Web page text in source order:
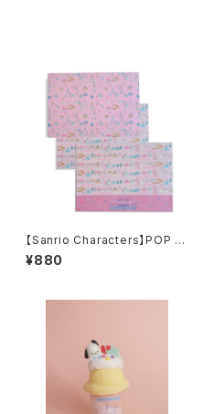
【Sanrio Characters】POP PI
NK PRINT! Design paper s
et /MARRONCREAM/デザイ
¥880